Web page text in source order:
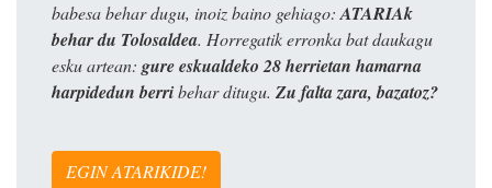
babesa behar dugu, inoiz baino gehiago:ATARIAk
behar du Tolosaldea. Horregatik erronka bat daukagu
esku artean: gure eskualdeko 28 herrietan hamarna
harpidedun berribehar ditugu. Zu falta zara, bazatoz?
EGIN ATARIKIDE!